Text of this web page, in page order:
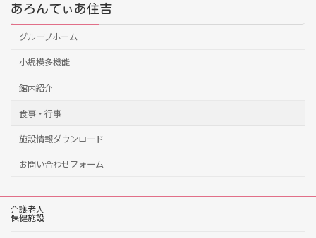
あろんてぃあ住吉
グループホーム
小規模多機能
館内紹介
食事・行事
施設情報ダウンロード
お問い合わせフォーム
介護老人
保健施設